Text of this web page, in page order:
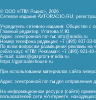
© ООО «ГПМ Радио», 2026
Сетевое издание AVTORADIO.RU,
Учредитель сетевого издания: Общество с
Главный редактор: Ипатова И.Ю.
Адрес электронной почты: info@aradio.ru
Номер телефона редакции: +7 (495) 937-33-
По всем вопросам размещения рекламы на
сейлз-хаус «ГПМ Реклама»: +7 (495) 921-40-
E-mail: sales@gazprom-media.ru
https://gpmsaleshouse.ru
При использовании материалов сайта
Адрес электронной почты для
На информационном ресурсе (сайте)
пользователей сети «Интернет»,